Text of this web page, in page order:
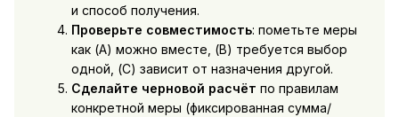
и способ получения.
Проверьте совместимость: пометьте меры
как (А) можно вместе, (B) требуется выбор
одной, (C) зависит от назначения другой.
Сделайте черновой расчёт по правилам
конкретной меры (фиксированная сумма/